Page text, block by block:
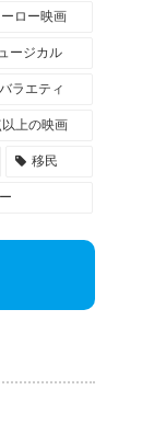
ーロー映画
ージカル
バラエティ
以上の映画
移民